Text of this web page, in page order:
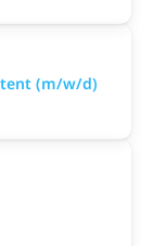
(m/w/d)